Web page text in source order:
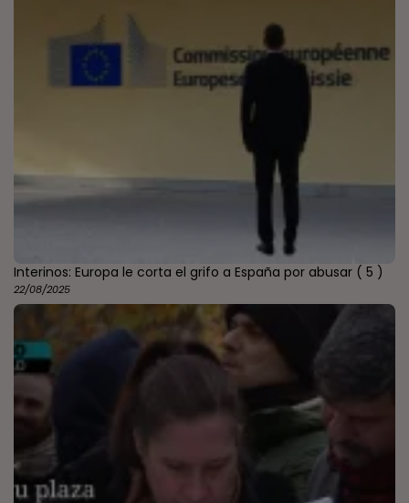
Interinos: Europa le corta el grifo a España por abusar ( 5 )
22/08/2025